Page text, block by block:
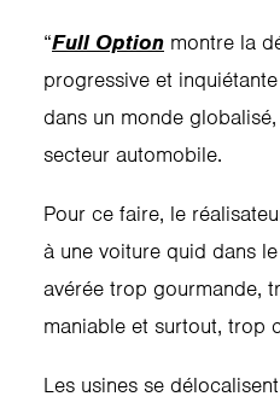
“Full Option montre la
progressive et
dans un monde
secteur automobile.
Pour ce faire, le
à une voiture quid dans le
avérée trop gourmande,
maniable et surtout, trop
Les usines se